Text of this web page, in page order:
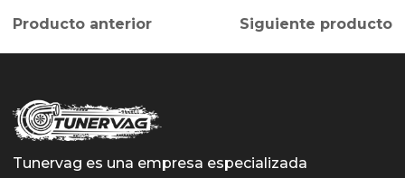
Producto anterior Siguiente producto
Tunervag es una empresa especializada